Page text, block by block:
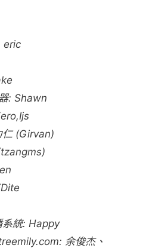
eric
: Shawn
(Girvan)
統: Happy
余俊杰、